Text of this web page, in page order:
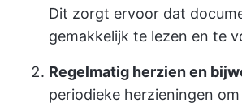
Dit zorgt ervoor dat
gemakkelijk te lezen en te
Regelmatig herzien en
periodieke herzieningen